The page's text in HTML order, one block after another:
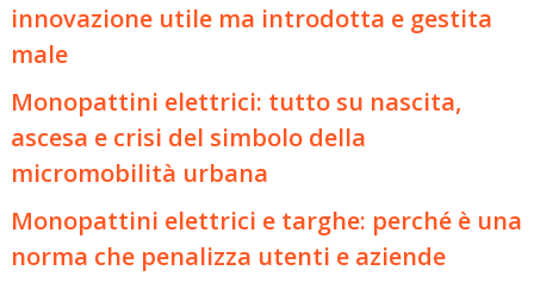
innovazione utile ma introdotta e gestita
male
Monopattini elettrici: tutto su nascita,
ascesa e crisi del simbolo della
micromobilità urbana
Monopattini elettrici e targhe: perché è una
norma che penalizza utenti e aziende